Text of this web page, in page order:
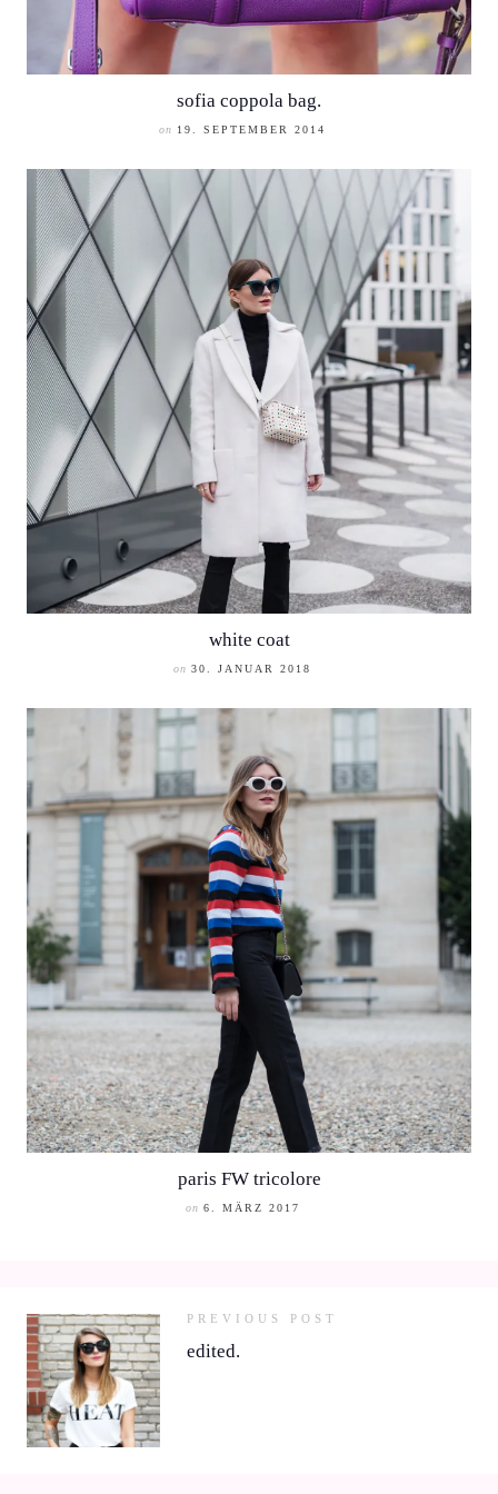
sofia coppola bag.
on 19. SEPTEMBER 2014
white coat
on 30. JANUAR 2018
paris FW tricolore
on 6. MÄRZ 2017
PREVIOUS POST
edited.